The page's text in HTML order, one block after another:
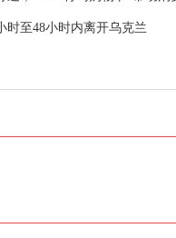
时至48小时内离开乌克兰